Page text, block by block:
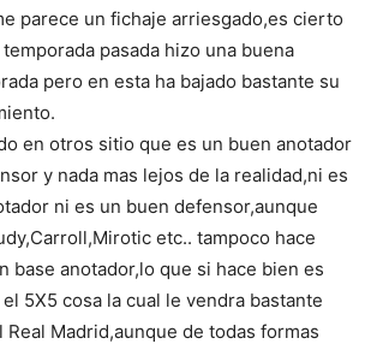
parece un fichaje arriesgado,es cierto
pasada hizo una buena
pero en esta ha bajado bastante su
en otros sitio que es un buen anotador
y nada mas lejos de la realidad,ni es
ni es un buen defensor,aunque
etc.. tampoco hace
base anotador,lo que si hace bien es
5X5 cosa la cual le vendra bastante
Real Madrid,aunque de todas formas